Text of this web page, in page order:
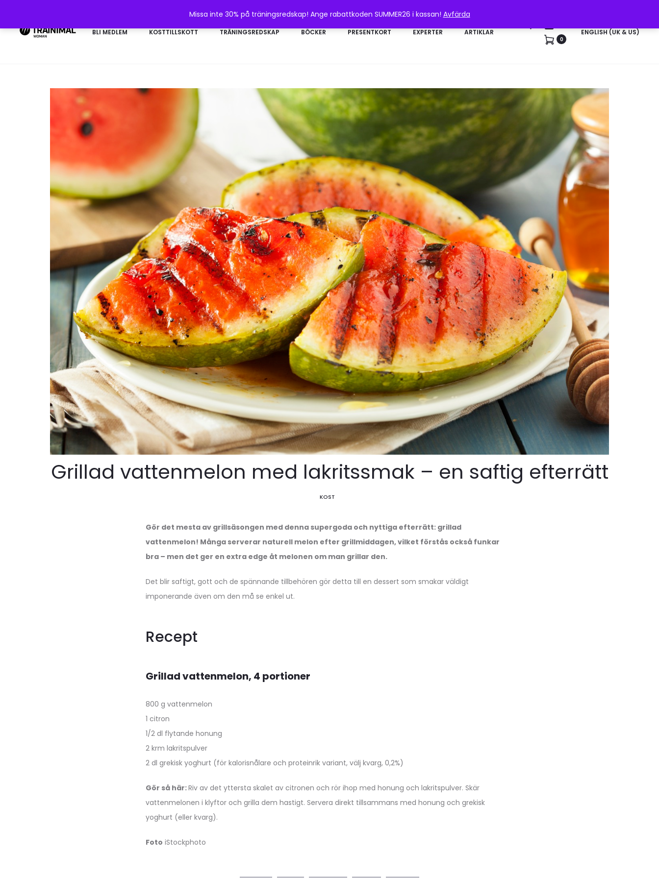
Missa inte 30% på träningsredskap! Ange rabattkoden SUMMER26 i kassan! Avfärda
BLI MEDLEM KOSTTILLSKOTT TRÄNINGSREDSKAP BÖCKER PRESENTKORT EXPERTER ARTIKLAR
0
ENGLISH (UK & US)
Grillad vattenmelon med lakritssmak – en saftig efterrätt
KOST
Gör det mesta av grillsäsongen med denna supergoda och nyttiga efterrätt: grillad
vattenmelon! Många serverar naturell melon efter grillmiddagen, vilket förstås också funkar
bra – men det ger en extra edge åt melonen om man grillar den.
Det blir saftigt, gott och de spännande tillbehören gör detta till en dessert som smakar väldigt
imponerande även om den må se enkel ut.
Recept
Grillad vattenmelon, 4 portioner
800 g vattenmelon
1 citron
1/2 dl flytande honung
2 krm lakritspulver
2 dl grekisk yoghurt (för kalorisnålare och proteinrik variant, välj kvarg, 0,2%)
Gör så här:Riv av det yttersta skalet av citronen och rör ihop med honung och lakritspulver. Skär
vattenmelonen i klyftor och grilla dem hastigt. Servera direkt tillsammans med honung och grekisk
yoghurt (eller kvarg).
Foto iStockphoto